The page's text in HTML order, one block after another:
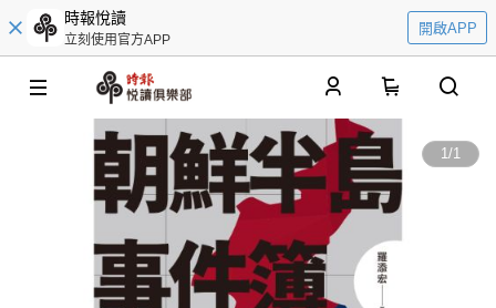
時報悅讀
立刻使用官方APP
開啟APP
1/1